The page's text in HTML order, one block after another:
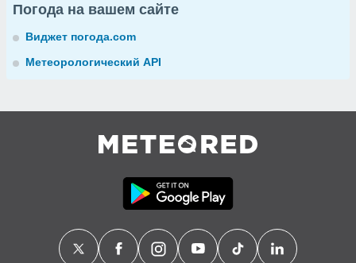
Погода на вашем сайте
Виджет погода.com
Метеорологический API